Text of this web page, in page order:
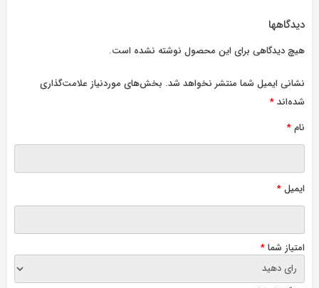
دیدگاهها
هیچ دیدگاهی برای این محصول نوشته نشده است.
نشانی ایمیل شما منتشر نخواهد شد. بخش‌های موردنیاز علامت‌گذاری
شده‌اند*
نام*
ایمیل*
امتیاز شما*